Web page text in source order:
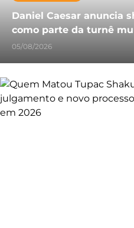
Daniel Caesar anuncia
como parte da turnê
05/08/2026